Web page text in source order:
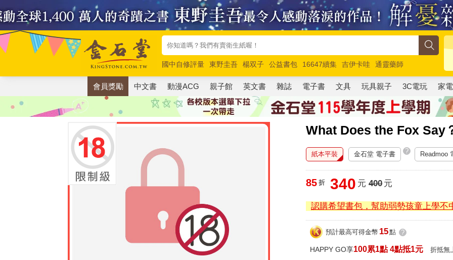
國中自修評量 東野圭吾 楊双子 公益書包 16647續集 吉伊卡哇
通靈藥師
唯紅花綻放
奧德賽 路邊攤新作 馬斯克 玩具總動員5 超慢跑
會員獎勵 中文書 動漫ACG 親子館 英文書 雜誌 電子書 文具 玩具親子 3C電玩 家電
What Does the Fox Say
紙本平裝 金石堂 電子書 ? Readmoo
85 折 340 元 400元
認購希望書包，幫助弱勢孩童上學不
預計最高可得金幣 15點 ?
HAPPY GO享100累1點 4點抵1元 折抵無